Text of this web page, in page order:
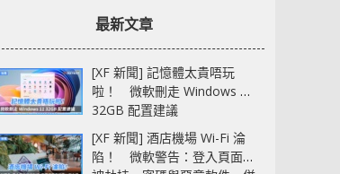
最新文章
[XF 新聞] 記憶體太貴唔玩
啦！ 微軟刪走 Windows 11
32GB 配置建議
[XF 新聞] 酒店機場 Wi-Fi 淪
陷！ 微軟警告：登入頁面可